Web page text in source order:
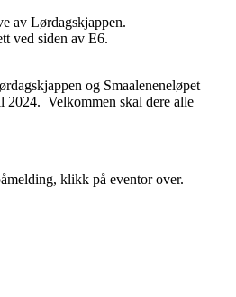
av Lørdagskjappen.
ved siden av E6.
og Smaaleneneløpet
2024. Velkommen skal dere alle
klikk på eventor over.